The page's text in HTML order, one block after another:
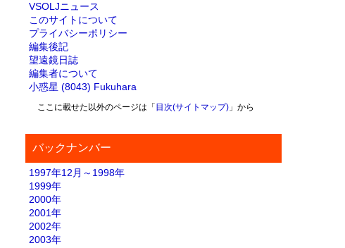
VSOLJニュース
このサイトについて
プライバシーポリシー
編集後記
望遠鏡日誌
編集者について
小惑星 (8043) Fukuhara
ここに載せた以外のページは「 目次(サイトマップ)」から
バックナンバー
1997年12月～1998年
1999年
2000年
2001年
2002年
2003年